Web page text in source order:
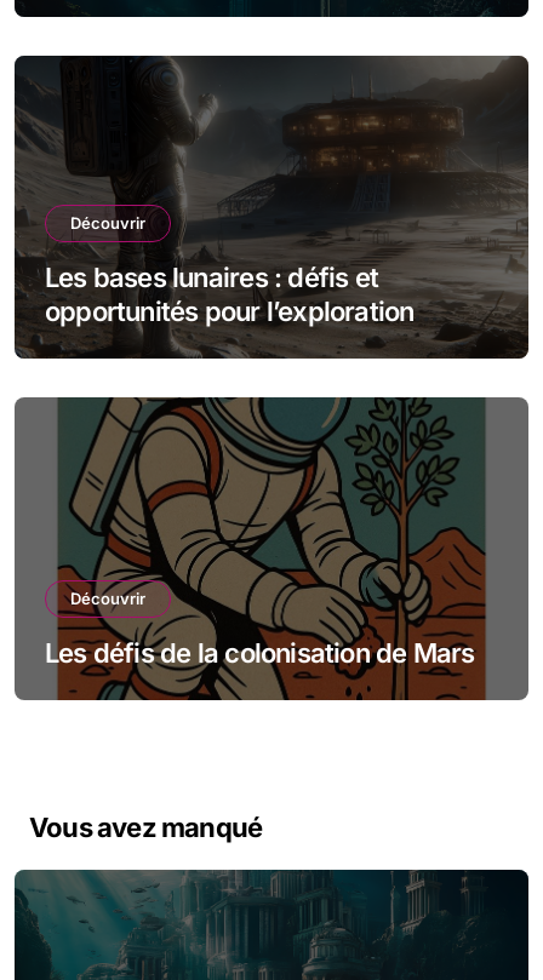
Découvrir
Les bases lunaires : défis et
opportunités pour l’exploration
spatiale
Découvrir
Les défis de la colonisation de Mars
Vous avez manqué